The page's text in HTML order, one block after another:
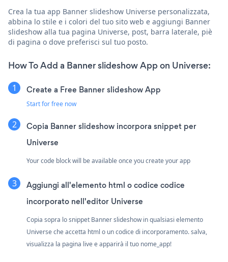
Crea la tua app Banner slideshow Universe personalizzata,
abbina lo stile e i colori del tuo sito web e aggiungi Banner
slideshow alla tua pagina Universe, post, barra laterale, piè
di pagina o dove preferisci sul tuo posto.
How To Add a Banner slideshow App on Universe:
Create a Free Banner slideshow App
Start for free now
Copia Banner slideshow incorpora snippet per
Universe
Your code block will be available once you create your app
Aggiungi all'elemento html o codice codice
incorporato nell'editor Universe
Copia sopra lo snippet Banner slideshow in qualsiasi elemento
Universe che accetta html o un codice di incorporamento. salva,
visualizza la pagina live e apparirà il tuo nome_app!